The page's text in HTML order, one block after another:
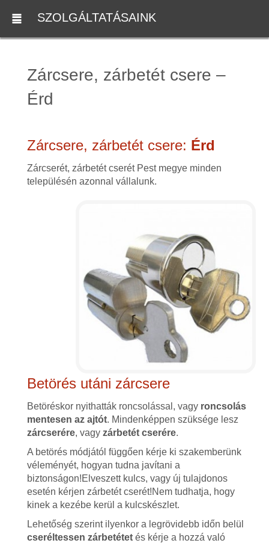
SZOLGÁLTATÁSAINK
Zárcsere, zárbetét csere –
Érd
Zárcsere, zárbetét csere: Érd
Zárcserét, zárbetét cserét Pest megye minden
településén azonnal vállalunk.
Betörés utáni zárcsere
Betöréskor nyithatták roncsolással, vagy roncsolás
mentesen az ajtót. Mindenképpen szüksége lesz
zárcserére, vagyzárbetét cserére.
A betörés módjától függően kérje ki szakemberünk
véleményét, hogyan tudna javítani a
biztonságon!Elveszett kulcs, vagy új tulajdonos
esetén kérjen zárbetét cserét!Nem tudhatja, hogy
kinek a kezébe kerül a kulcskészlet.
Lehetőség szerint ilyenkor a legrövidebb időn belül
cseréltessen zárbetétetés kérje a hozzá való